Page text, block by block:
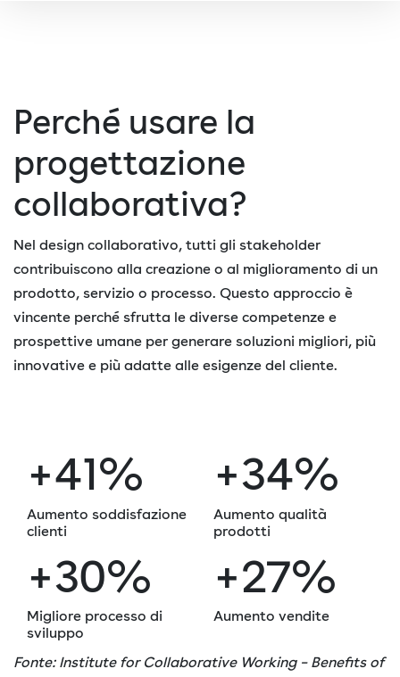
Perché usare la
progettazione
collaborativa?
Nel design collaborativo, tutti gli stakeholder
contribuiscono alla creazione o al miglioramento di un
prodotto, servizio o processo. Questo approccio è
vincente perché sfrutta le diverse competenze e
prospettive umane per generare soluzioni migliori, più
innovative e più adatte alle esigenze del cliente.
+41%
Aumento soddisfazione
clienti
+34%
Aumento qualità
prodotti
+30%
Migliore processo di
sviluppo
+27%
Aumento vendite
Fonte: Institute for Collaborative Working – Benefits of